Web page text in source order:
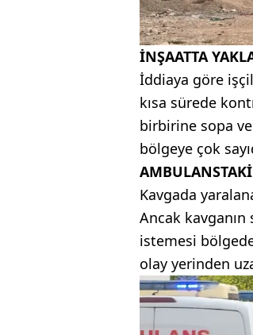
İNŞAATTA
İddiaya göre
kısa sürede
birbirine sopa
bölgeye çok
Kavgada
Ancak kavganın
istemesi
olay yerinden